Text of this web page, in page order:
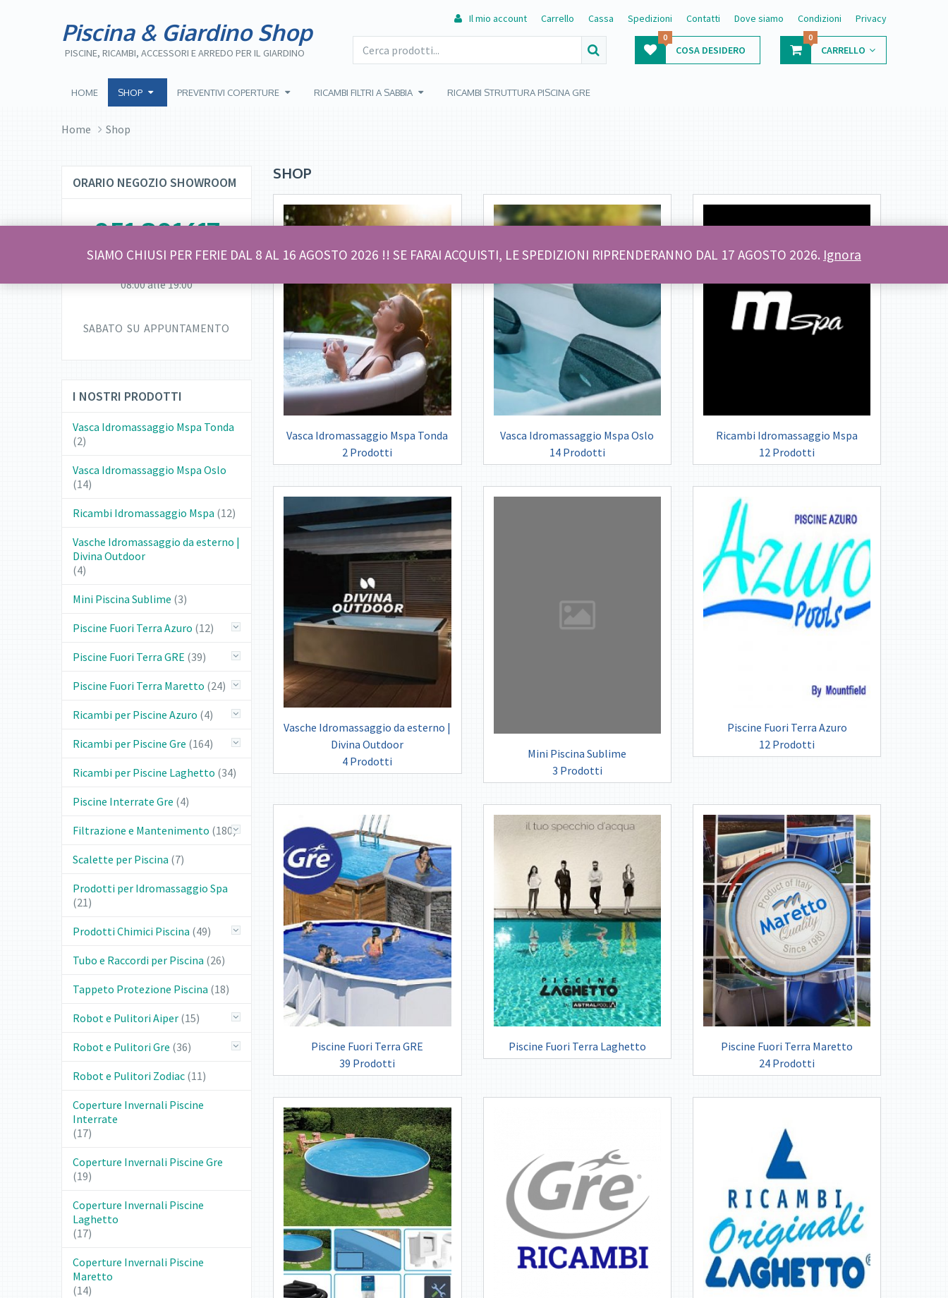
Piscina & Giardino Shop
PISCINE, RICAMBI, ACCESSORI E ARREDO PER IL GIARDINO
Il mio account Carrello Cassa Spedizioni Contatti Dove siamo Condizioni Privacy
COSA DESIDERO
0
CARRELLO
0
HOME SHOP PREVENTIVI COPERTURE RICAMBI FILTRI A SABBIA RICAMBI STRUTTURA PISCINA GRE
Home Shop
SHOP
Vasca Idromassaggio Mspa Tonda
2 Prodotti
Vasca Idromassaggio Mspa Oslo
14 Prodotti
Ricambi Idromassaggio Mspa
12 Prodotti
Vasche Idromassaggio da esterno |
Divina Outdoor
4 Prodotti
Mini Piscina Sublime
3 Prodotti
Piscine Fuori Terra Azuro
12 Prodotti
Piscine Fuori Terra GRE
39 Prodotti
Piscine Fuori Terra Laghetto
Piscine Fuori Terra Maretto
24 Prodotti
ORARIO NEGOZIO SHOWROOM
051 801617
08:00 alle 19:00
SABATO SU APPUNTAMENTO
I NOSTRI PRODOTTI
Vasca Idromassaggio Mspa Tonda
(2)
Vasca Idromassaggio Mspa Oslo
(14)
Ricambi Idromassaggio Mspa (12)
Vasche Idromassaggio da esterno |
Divina Outdoor
(4)
Mini Piscina Sublime (3)
Piscine Fuori Terra Azuro (12)
Piscine Fuori Terra GRE (39)
Piscine Fuori Terra Maretto (24)
Ricambi per Piscine Azuro (4)
Ricambi per Piscine Gre (164)
Ricambi per Piscine Laghetto (34)
Piscine Interrate Gre (4)
Filtrazione e Mantenimento (180)
Scalette per Piscina (7)
Prodotti per Idromassaggio Spa
(21)
Prodotti Chimici Piscina (49)
Tubo e Raccordi per Piscina (26)
Tappeto Protezione Piscina (18)
Robot e Pulitori Aiper (15)
Robot e Pulitori Gre (36)
Robot e Pulitori Zodiac (11)
Coperture Invernali Piscine
Interrate
(17)
Coperture Invernali Piscine Gre
(19)
Coperture Invernali Piscine
Laghetto
(17)
Coperture Invernali Piscine
Maretto
(14)
SIAMO CHIUSI PER FERIE DAL 8 AL 16 AGOSTO 2026 !! SE FARAI ACQUISTI, LE SPEDIZIONI RIPRENDERANNO DAL 17 AGOSTO 2026. Ignora